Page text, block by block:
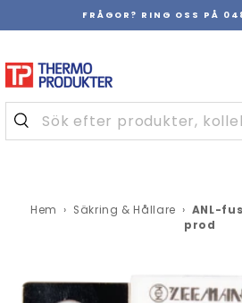
Pausa
FRÅGOR? RING OSS PÅ
Hem › Säkring & Hållare › ANL-
prod